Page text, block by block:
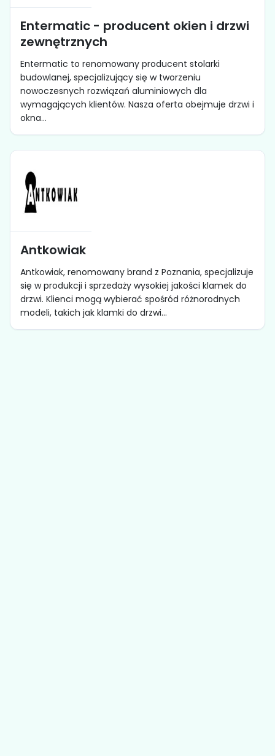
Entermatic - producent okien i drzwi
zewnętrznych
Entermatic to renomowany producent stolarki
budowlanej, specjalizujący się w tworzeniu
nowoczesnych rozwiązań aluminiowych dla
wymagających klientów. Nasza oferta obejmuje drzwi i
okna...
Antkowiak
Antkowiak, renomowany brand z Poznania, specjalizuje
się w produkcji i sprzedaży wysokiej jakości klamek do
drzwi. Klienci mogą wybierać spośród różnorodnych
modeli, takich jak klamki do drzwi...